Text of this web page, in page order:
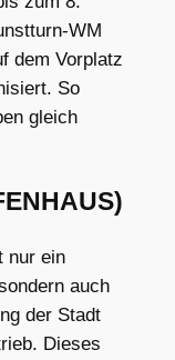
WM
dem Vorplatz
So
gleich
nur ein
auch
der Stadt
Dieses